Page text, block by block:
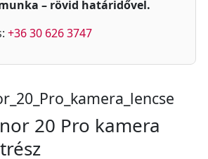
– rövid határidővel.
+36 30 626 3747
20 Pro kamera